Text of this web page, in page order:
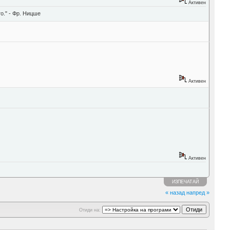
Активен
- Фр. Ницше
Активен
Активен
ИЗПЕЧАТАЙ
« назад напред »
Отиди на: